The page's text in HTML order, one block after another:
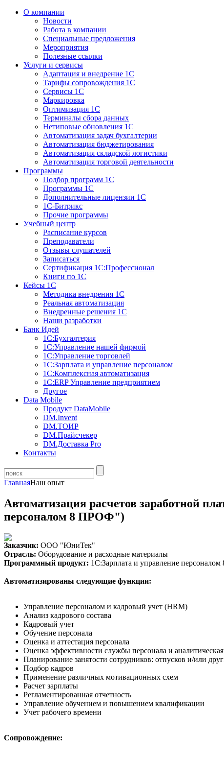
О компании
Новости
Работа в компании
Специальные предложения
Мероприятия
Полезные ссылки
Услуги и сервисы
Адаптация и внедрение 1С
Тарифы сопровождения 1С
Сервисы 1С
Маркировка
Оптимизация 1С
Терминалы сбора данных
Нетиповые обновления 1С
Автоматизация задач бухгалтерии
Автоматизация бюджетирования
Автоматизация складской логистики
Автоматизация торговой деятельности
Программы
Подбор программ 1С
Программы 1С
Дополнительные лицензии 1С
1С-Битрикс
Прочие программы
Учебный центр
Расписание курсов
Преподаватели
Отзывы слушателей
Записаться
Сертификация 1С:Профессионал
Книги по 1С
Кейсы 1С
Методика внедрения 1С
Реальная автоматизация
Внедренные решения 1С
Наши разработки
Банк Идей
1С:Бухгалтерия
1С:Управление нашей фирмой
1С:Управление торговлей
1С:Зарплата и управление персоналом
1С:Комплексная автоматизация
1С:ERP Управление предприятием
Другое
Data Mobile
Продукт DataMobile
DM.Invent
DM.ТОИР
DM.Прайсчекер
DM.Доставка Pro
Контакты
ГлавнаяНаш опыт
Автоматизация расчетов заработной
персоналом 8 ПРОФ")
Заказчик: ООО "ЮниТек"
Отрасль: Оборудование и расходные материалы
Программный продукт: 1С:Зарплата и управление персоналом
Автоматизированы следующие функции:
Управление персоналом и кадровый учет (HRM)
Анализ кадрового состава
Кадровый учет
Обучение персонала
Оценка и аттестация персонала
Оценка эффективности службы персонала и аналитическая
Планирование занятости сотрудников: отпусков и/или
Подбор кадров
Применение различных мотивационных схем
Расчет зарплаты
Регламентированная отчетность
Управление обучением и повышением квалификации
Учет рабочего времени
Сопровождение: